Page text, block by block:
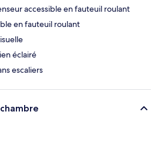
accessible en fauteuil roulant
en fauteuil roulant
éclairé
escaliers